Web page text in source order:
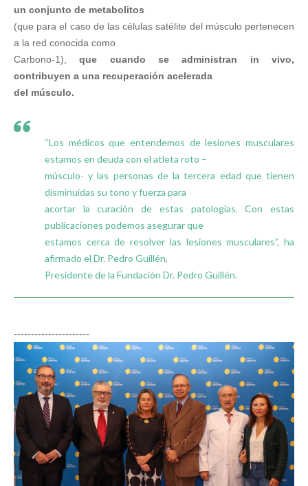
un conjunto de metabolitos
(que para el caso de las células satélite del músculo pertenecen
a la red conocida como
Carbono-1),que cuando se administran in vivo,
contribuyen a una recuperación acelerada
del músculo.
“Los médicos que entendemos de lesiones musculares
estamos en deuda con el atleta roto –
músculo- y las personas de la tercera edad que tienen
disminuidas su tono y fuerza para
acortar la curación de estas patologías. Con estas
publicaciones podemos asegurar que
estamos cerca de resolver las lesiones musculares”, ha
afirmado el Dr. Pedro Guillén,
Presidente de la Fundación Dr. Pedro Guillén.
----------------------
La AEMPS concede a la Clínica CEMTRO la
autorización de uso de CEMTROCELL como
medicamento de terapia avanzada para tratar